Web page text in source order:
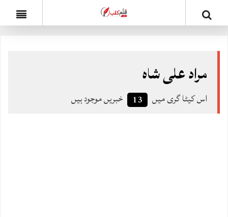
مراد علی شاہ
اس کیٹا گری میں 13 خبریں موجود ہیں